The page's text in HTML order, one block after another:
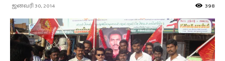
ஜனவரி 30, 2014 398